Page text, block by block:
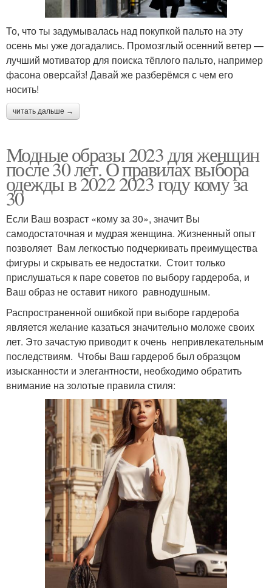
То, что ты задумывалась над покупкой пальто на эту
осень мы уже догадались. Промозглый осенний ветер —
лучший мотиватор для поиска тёплого пальто, например
фасона оверсайз! Давай же разберёмся с чем его
носить!
читать дальше →
Модные образы 2023 для женщин
после 30 лет. О правилах выбора
одежды в 2022 2023 году кому за
30
Если Ваш возраст «кому за 30», значит Вы
самодостаточная и мудрая женщина. Жизненный опыт
позволяет Вам легкостью подчеркивать преимущества
фигуры и скрывать ее недостатки. Стоит только
прислушаться к паре советов по выбору гардероба, и
Ваш образ не оставит никого равнодушным.
Распространенной ошибкой при выборе гардероба
является желание казаться значительно моложе своих
лет. Это зачастую приводит к очень непривлекательным
последствиям. Чтобы Ваш гардероб был образцом
изысканности и элегантности, необходимо обратить
внимание на золотые правила стиля: